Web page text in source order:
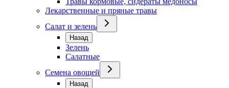
Лекарственные и пряные травы
Салат и зелень
Назад
Зелень
Салатные
Семена овощей
Назад